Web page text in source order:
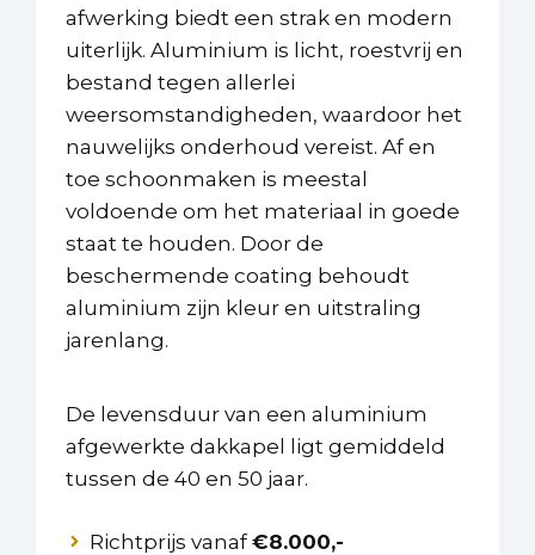
afwerking biedt een strak en modern
uiterlijk. Aluminium is licht, roestvrij en
bestand tegen allerlei
weersomstandigheden, waardoor het
nauwelijks onderhoud vereist. Af en
toe schoonmaken is meestal
voldoende om het materiaal in goede
staat te houden. Door de
beschermende coating behoudt
aluminium zijn kleur en uitstraling
jarenlang.
De levensduur van een aluminium
afgewerkte dakkapel ligt gemiddeld
tussen de 40 en 50 jaar.
Richtprijs vanaf€8.000,-